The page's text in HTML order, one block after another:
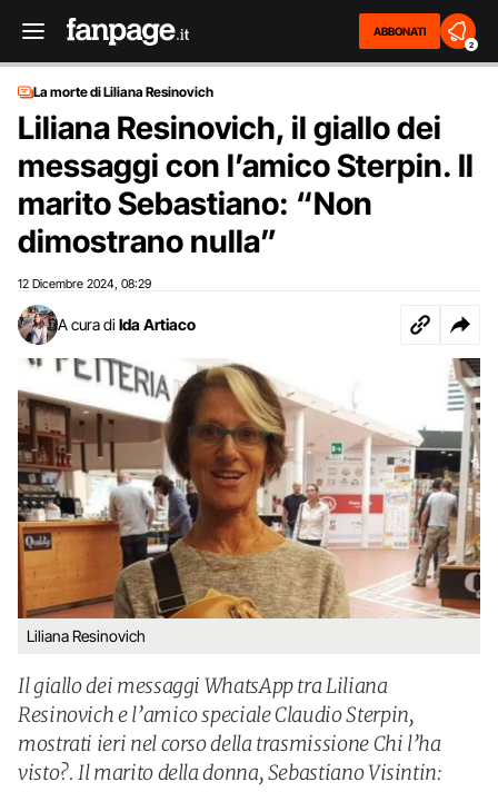
ABBONATI
2
La morte di Liliana Resinovich
Liliana Resinovich, il giallo dei
messaggi con l’amico Sterpin. Il
marito Sebastiano: “Non
dimostrano nulla”
12 Dicembre 2024 08:29
A cura di Ida Artiaco
Liliana Resinovich
Il giallo dei messaggi WhatsApp tra Liliana
Resinovich e l’amico speciale Claudio Sterpin,
mostrati ieri nel corso della trasmissione Chi l’ha
visto?. Il marito della donna, Sebastiano Visintin: